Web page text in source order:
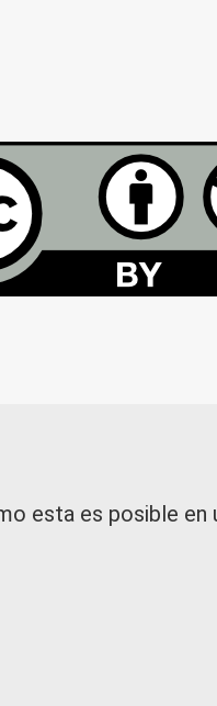
esta es posible